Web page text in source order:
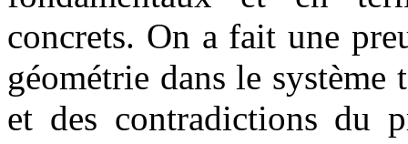
concrets. On a fait une
géométrie dans le
et des contradictions du